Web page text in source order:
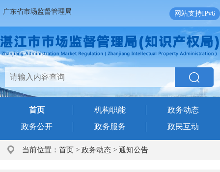
广东省市场监督管理局 网站支持IPv6
首页 机构职能
政务动态
政务公开
政务服务 政民互动
当前位置： 首页 > 政务动态 > 通知公告